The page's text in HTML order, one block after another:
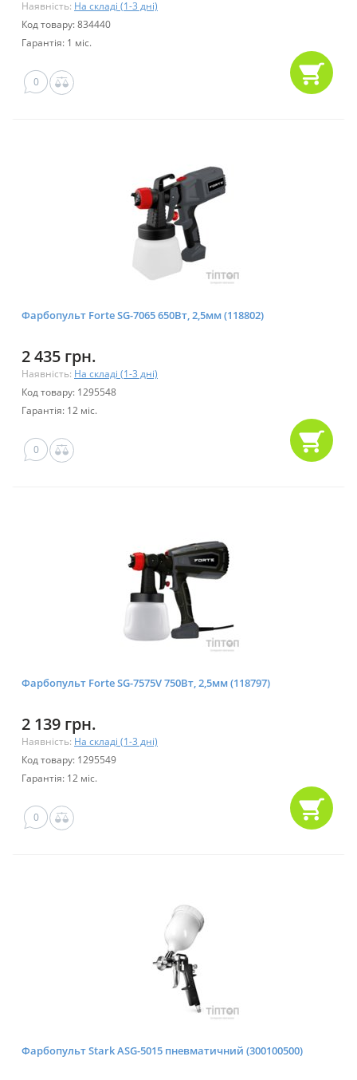
Наявність: На складі (1-3 дні)
Код товару: 834440
Гарантія: 1 міс.
0
Фарбопульт Forte SG-7065 650Вт, 2,5мм (118802)
2 435 грн.
Наявність: На складі (1-3 дні)
Код товару: 1295548
Гарантія: 12 міс.
0
Фарбопульт Forte SG-7575V 750Вт, 2,5мм (118797)
2 139 грн.
Наявність: На складі (1-3 дні)
Код товару: 1295549
Гарантія: 12 міс.
0
Фарбопульт Stark ASG-5015 пневматичний (300100500)